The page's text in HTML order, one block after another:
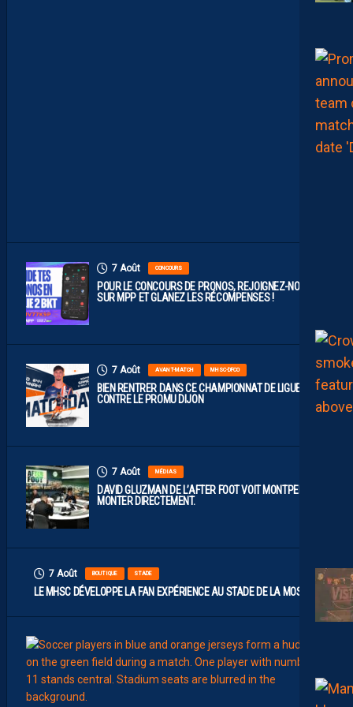
O
B
B
E
A
C
E
7 Août CONCOURS
POUR LE CONCOURS DE PRONOS, REJOIGNEZ-NOUS
SUR MPP ET GLANEZ LES RÉCOMPENSES !
7 Août AVANT-MATCH MHSC-DFCO
BIEN RENTRER DANS CE CHAMPIONNAT DE LIGUE 2
CONTRE LE PROMU DIJON
7 Août MÉDIAS
DAVID GLUZMAN DE L’AFTER FOOT VOIT MONTPELLIER
MONTER DIRECTEMENT.
7 Août BOUTIQUE STADE
LE MHSC DÉVELOPPE LA FAN EXPÉRIENCE AU STADE DE LA MOSSON
L